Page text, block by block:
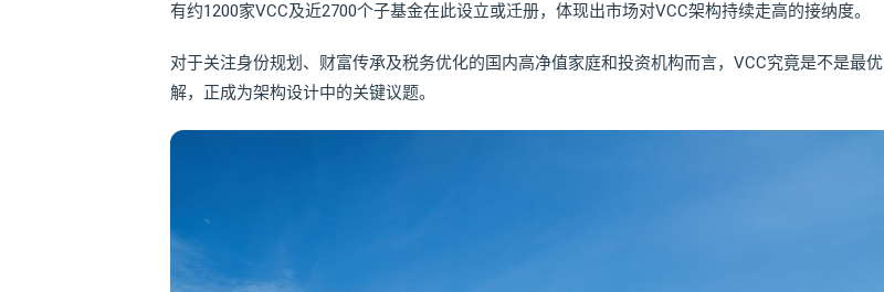
有约1200家VCC及近2700个子基金在此设立或迁册，体现出市场对VCC架构持续走高的接纳度。
对于关注身份规划、财富传承及税务优化的国内高净值家庭和投资机构而言，VCC究竟是不是最优
解，正成为架构设计中的关键议题。